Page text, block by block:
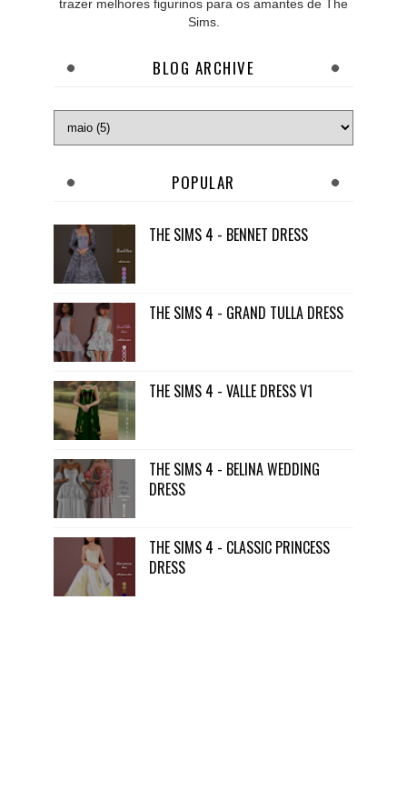
trazer melhores figurinos para os amantes de The
Sims.
BLOG ARCHIVE
POPULAR
THE SIMS 4 - BENNET DRESS
THE SIMS 4 - GRAND TULLA DRESS
THE SIMS 4 - VALLE DRESS V1
THE SIMS 4 - BELINA WEDDING
DRESS
THE SIMS 4 - CLASSIC PRINCESS
DRESS